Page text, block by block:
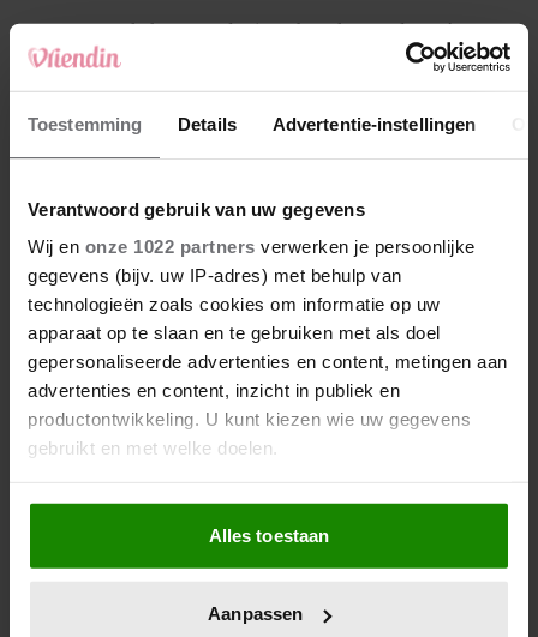
Toestemming Details Advertentie-instellingen
Verantwoord gebruik van uw gegevens
Wij en onze 1022 partners verwerken je persoonlijke
gegevens (bijv. uw IP-adres) met behulp van
technologieën zoals cookies om informatie op uw
apparaat op te slaan en te gebruiken met als doel
gepersonaliseerde advertenties en content, metingen aan
advertenties en content, inzicht in publiek en
productontwikkeling. U kunt kiezen wie uw gegevens
gebruikt en met welke doelen.
Als u het toestaat, willen we ook graag:
Informatie verzamelen over uw geografische
locatie, die tot een paar meter nauwkeurig kan zijn
scannen op specifieke eigenschappen (fingerprinting)
Alles toestaan
Aanpassen
4 Makelaar Mandy: ‘Een bericht van de BN’er.
Een foto. Mijn lijf reageert’
5 Makelaar Mandy: ‘Vrijdagavond belde Bart.
Hij sprak eng kalm’
Nieuw